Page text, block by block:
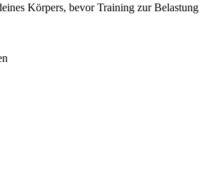
Körpers, bevor Training zur Belastung